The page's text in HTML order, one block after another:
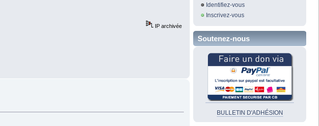
IP archivée
Identifiez-vous
Inscrivez-vous
Soutenez-nous
BULLETIN D'ADHÉSION